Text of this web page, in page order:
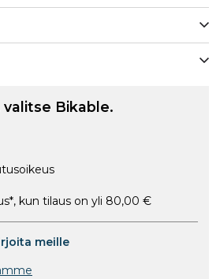
Bikable.
kun tilaus on yli 80,00 €
meille